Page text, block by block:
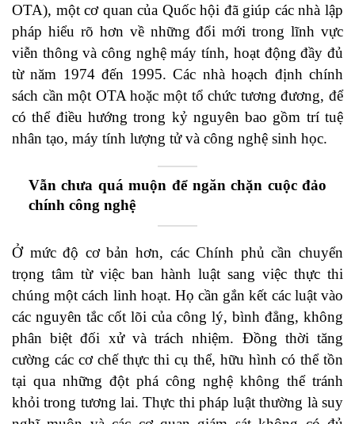
OTA), một cơ quan của Quốc hội đã giúp các nhà lập
pháp hiểu rõ hơn về những đổi mới trong lĩnh vực
viễn thông và công nghệ máy tính, hoạt động đầy đủ
từ năm 1974 đến 1995. Các nhà hoạch định chính
sách cần một OTA hoặc một tổ chức tương đương, để
có thể điều hướng trong kỷ nguyên bao gồm trí tuệ
nhân tạo, máy tính lượng tử và công nghệ sinh học.
Vẫn chưa quá muộn để ngăn chặn cuộc đảo
chính công nghệ
Ở mức độ cơ bản hơn, các Chính phủ cần chuyển
trọng tâm từ việc ban hành luật sang việc thực thi
chúng một cách linh hoạt. Họ cần gắn kết các luật vào
các nguyên tắc cốt lõi của công lý, bình đẳng, không
phân biệt đối xử và trách nhiệm. Đồng thời tăng
cường các cơ chế thực thi cụ thể, hữu hình có thể tồn
tại qua những đột phá công nghệ không thể tránh
khỏi trong tương lai. Thực thi pháp luật thường là suy